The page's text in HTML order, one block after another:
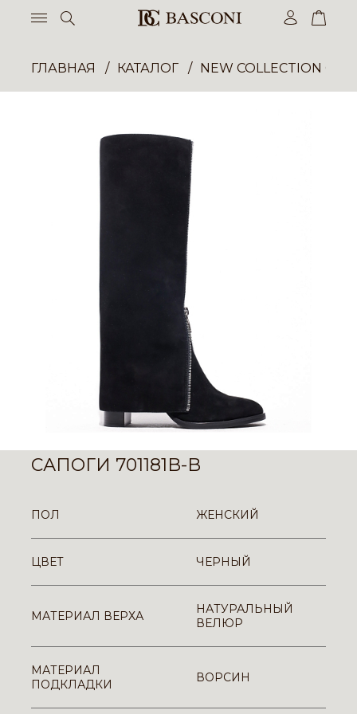
ГЛАВНАЯ КАТАЛОГ NEW COLLECTION
САПОГИ 701181B-B
ПОЛ ЖЕНСКИЙ
ЦВЕТ ЧЕРНЫЙ
МАТЕРИАЛ ВЕРХА
НАТУРАЛЬНЫЙ
ВЕЛЮР
МАТЕРИАЛ
ПОДКЛАДКИ
ВОРСИН